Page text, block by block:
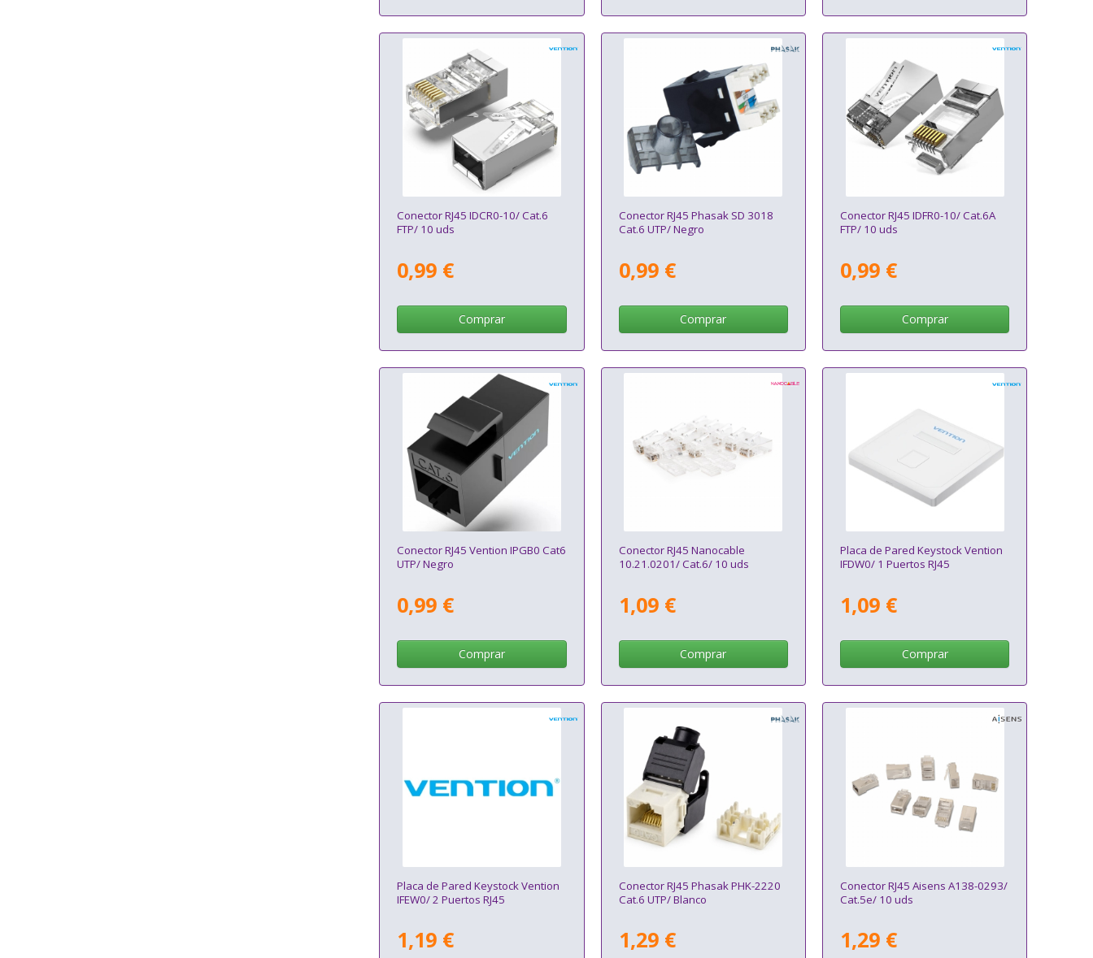
Conector RJ45 IDCR0-10/ Cat.6
FTP/ 10 uds
0,99 €
Comprar
Conector RJ45 Phasak SD 3018
Cat.6 UTP/ Negro
0,99 €
Comprar
Conector RJ45 IDFR0-10/ Cat.6A
FTP/ 10 uds
0,99 €
Comprar
Conector RJ45 Vention IPGB0 Cat6
UTP/ Negro
0,99 €
Comprar
Conector RJ45 Nanocable
10.21.0201/ Cat.6/ 10 uds
1,09 €
Comprar
Placa de Pared Keystock Vention
IFDW0/ 1 Puertos RJ45
1,09 €
Comprar
Placa de Pared Keystock Vention
IFEW0/ 2 Puertos RJ45
1,19 €
Conector RJ45 Phasak PHK-2220
Cat.6 UTP/ Blanco
1,29 €
Conector RJ45 Aisens A138-0293/
Cat.5e/ 10 uds
1,29 €